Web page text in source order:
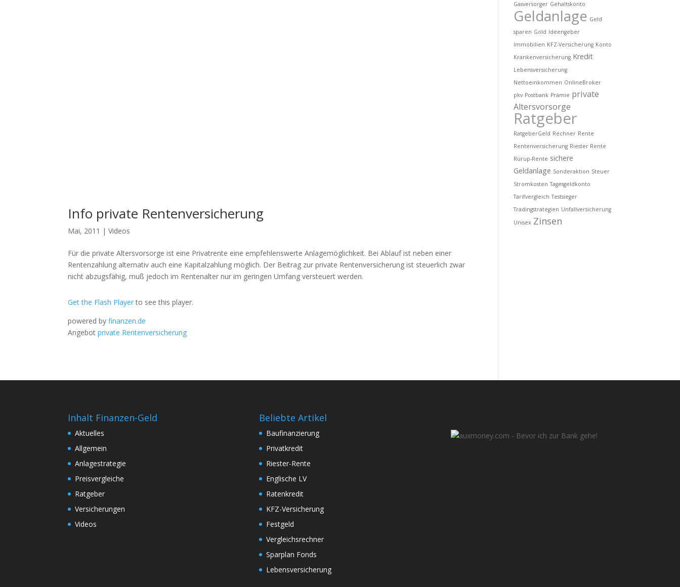
Info private Rentenversicherung
Mai, 2011 |Videos
Für die private Altersvorsorge ist eine Privatrente eine empfehlenswerte Anlagemöglichkeit. Bei Ablauf ist neben einer
Rentenzahlung alternativ auch eine Kapitalzahlung möglich. Der Beitrag zur private Rentenversicherung ist steuerlich zwar
nicht abzugsfähig, muß jedoch im Rentenalter nur im geringen Umfang versteuert werden.
Get the Flash Playerto see this player.
powered byfinanzen.de
Angebotprivate Rentenversicherung
Gasversorger Gehaltskonto
Geldanlage Geld
sparen Gold Ideengeber
Immobilien KFZ-Versicherung Konto
Krankenversicherung Kredit
Lebensversicherung
Nettoeinkommen OnlineBroker
pkv Postbank Prämie private
Altersvorsorge
Ratgeber
RatgeberGeld Rechner Rente
Rentenversicherung Riester Rente
Rürup-Rente sichere
Geldanlage Sonderaktion Steuer
Stromkosten Tagesgeldkonto
Tarifvergleich Testsieger
Tradingstrategien Unfallversicherung
Unisex Zinsen
Inhalt Finanzen-Geld
Aktuelles
Allgemein
Anlagestrategie
Preisvergleiche
Ratgeber
Versicherungen
Videos
Beliebte Artikel
Baufinanzierung
Privatkredit
Riester-Rente
Englische LV
Ratenkredit
KFZ-Versicherung
Festgeld
Vergleichsrechner
Sparplan Fonds
Lebensversicherung